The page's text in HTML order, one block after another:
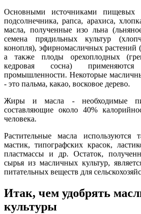
Основными источниками пищевых
подсолнечника, рапса, арахиса,
масла, полученные изо льна
семена прядильных культур
конопля), эфирномасличных растений
а также плоды орехоплодных
кедровая сосна)
промышленности. Некоторые
- это пальма, какао, восковое дерево.
Жиры и масла - необходимые
составляющие около 40%
человека.
Растительные масла используются
мастик, типографских красок,
пластмассы и др. Остаток,
сырья из масличных культур,
питательных веществ для
Итак, чем удобрять
культуры